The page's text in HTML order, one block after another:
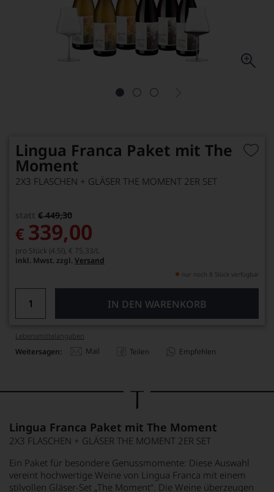
Lingua Franca Paket mit The
Moment
2X3 FLASCHEN + GLÄSER THE MOMENT 2ER SET
€ 449,30
€ 339,00
pro Stück (4.5l), € 75,33/L
inkl. Mwst. zzgl. Versand
nur noch 8 Stück verfügbar
IN DEN WARENKORB
Lebensmittel­angaben
Weitersagen: Mail Teilen Empfehlen
Lingua Franca Paket mit The Moment
2X3 FLASCHEN + GLÄSER THE MOMENT 2ER SET
Ein Paket für besondere Genussmomente: Diese Auswahl
vereint hochwertige Weine von Lingua Franca mit einem
stilvollen Gläser-Set „The Moment“. Die Weine überzeugen